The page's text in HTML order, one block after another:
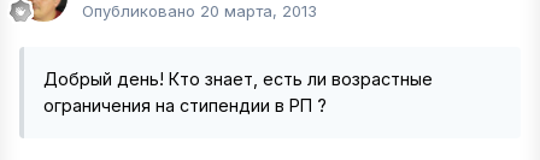
Опубликовано 20 марта, 2013
Добрый день! Кто знает, есть ли возрастные
ограничения на стипендии в РП ?